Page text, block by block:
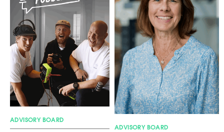
ADVISORY BOARD
ADVISORY BOARD